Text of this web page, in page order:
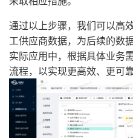
通过以上步骤，我们可以高
工供应商数据，为后续的数
实际应用中，根据具体业务
流程，以实现更高效、更可